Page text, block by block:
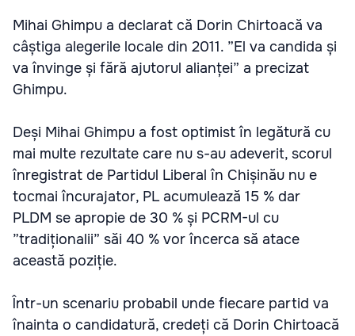
Mihai Ghimpu a declarat că Dorin Chirtoacă va
câștiga alegerile locale din 2011. ”El va candida și
va învinge și fără ajutorul alianței” a precizat
Ghimpu.
Deși Mihai Ghimpu a fost optimist în legătură cu
mai multe rezultate care nu s-au adeverit, scorul
înregistrat de Partidul Liberal în Chișinău nu e
tocmai încurajator, PL acumulează 15 % dar
PLDM se apropie de 30 % și PCRM-ul cu
”tradiționalii” săi 40 % vor încerca să atace
această poziție.
Într-un scenariu probabil unde fiecare partid va
înainta o candidatură, credeți că Dorin Chirtoacă